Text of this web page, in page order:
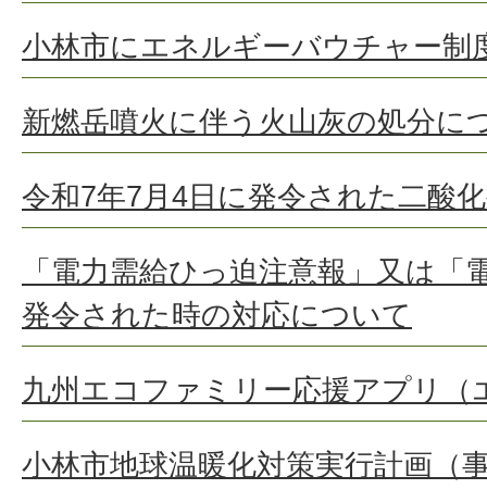
小林市にエネルギーバウチャー制
新燃岳噴火に伴う火山灰の処分に
令和7年7月4日に発令された二酸
「電力需給ひっ迫注意報」又は「
発令された時の対応について
九州エコファミリー応援アプリ
小林市地球温暖化対策実行計画（